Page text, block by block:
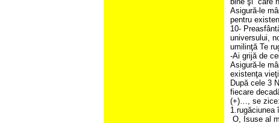
Asigură-le
pentru
10-
universului,
umilinţă Te
-Ai grijă de
Asigură-le
existenţa
După cele 3
fiecare
(+)…, se zice:
1.rugăciunea
O, Isuse al